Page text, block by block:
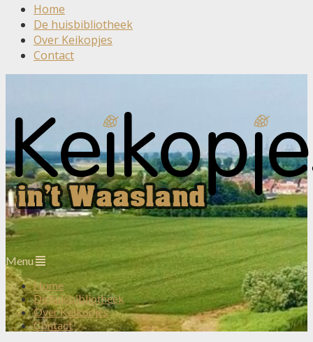
Home
De huisbibliotheek
Over Keikopjes
Contact
Menu
Home
De huisbibliotheek
Over Keikopjes
Contact